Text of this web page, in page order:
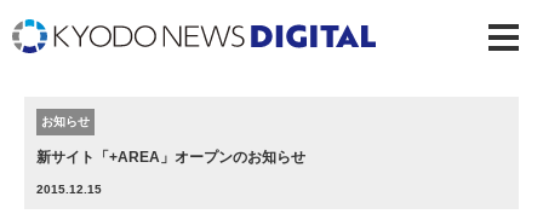
お知らせ
新サイト「+AREA」オープンのお知らせ
2015.12.15